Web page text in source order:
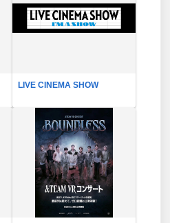
LIVE CINEMA SHOW